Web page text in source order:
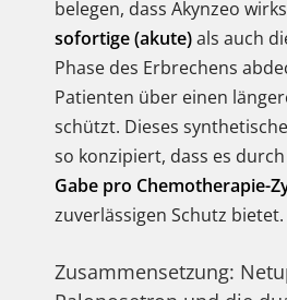
belegen, dass Akynzeo
sofortige (akute)als auch
Phase des Erbrechens
Patienten über einen
schützt. Dieses
so konzipiert, dass es
Gabe pro Chemotherapie-
zuverlässigen Schutz bietet.
Zusammensetzung: